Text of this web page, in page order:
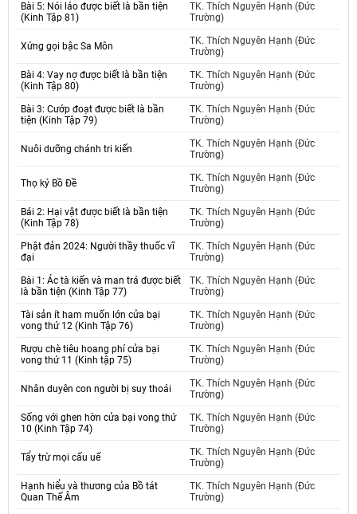
Bài 5: Nói láo được biết là bần tiện
(Kinh Tập 81)
TK. Thích Nguyên Hạnh (Đức
Trường)
Xứng gọi bậc Sa Môn
TK. Thích Nguyên Hạnh (Đức
Trường)
Bài 4: Vay nợ được biết là bần tiện
(Kinh Tập 80)
TK. Thích Nguyên Hạnh (Đức
Trường)
Bài 3: Cướp đoạt được biết là bần
tiện (Kinh Tập 79)
TK. Thích Nguyên Hạnh (Đức
Trường)
Nuôi dưỡng chánh tri kiến
TK. Thích Nguyên Hạnh (Đức
Trường)
Thọ ký Bồ Đề
TK. Thích Nguyên Hạnh (Đức
Trường)
Bái 2: Hại vật được biết là bần tiện
(Kinh Tập 78)
TK. Thích Nguyên Hạnh (Đức
Trường)
Phật đản 2024: Người thầy thuốc vĩ
đại
TK. Thích Nguyên Hạnh (Đức
Trường)
Bài 1: Ác tà kiến và man trá được biết
là bần tiện (Kinh Tập 77)
TK. Thích Nguyên Hạnh (Đức
Trường)
Tài sản ít ham muốn lớn cửa bại
vong thứ 12 (Kinh Tập 76)
TK. Thích Nguyên Hạnh (Đức
Trường)
Rượu chè tiêu hoang phí cửa bại
vong thứ 11 (Kinh tập 75)
TK. Thích Nguyên Hạnh (Đức
Trường)
Nhân duyên con người bị suy thoái
TK. Thích Nguyên Hạnh (Đức
Trường)
Sống với ghen hờn cửa bại vong thứ
10 (Kinh Tập 74)
TK. Thích Nguyên Hạnh (Đức
Trường)
Tẩy trừ mọi cấu uế
TK. Thích Nguyên Hạnh (Đức
Trường)
Hạnh hiểu và thương của Bồ tát
Quan Thế Âm
TK. Thích Nguyên Hạnh (Đức
Trường)